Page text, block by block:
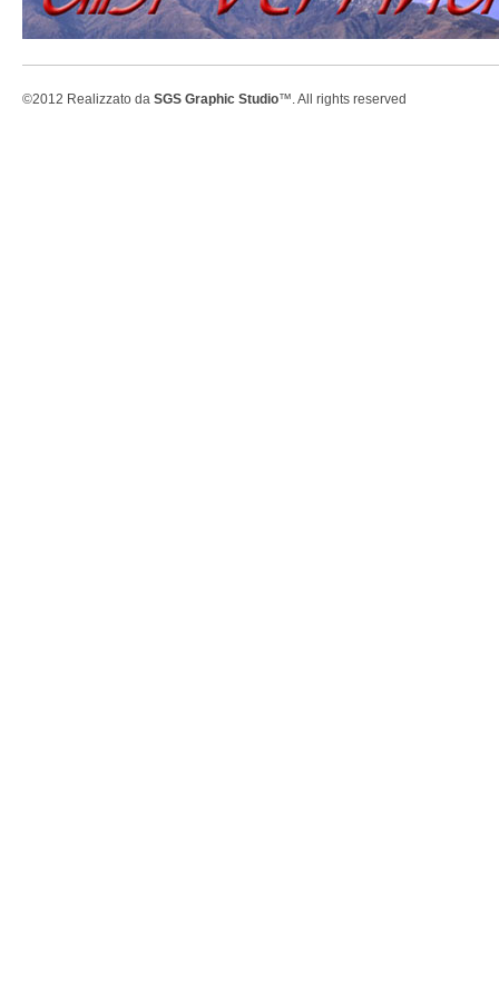
©2012 Realizzato da SGS Graphic Studio™. All rights reserved